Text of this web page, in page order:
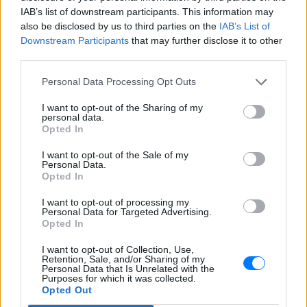
IAB’s list of downstream participants. This information may
also be disclosed by us to third parties on the IAB’s List of
Downstream Participants that may further disclose it to other
Personal Data Processing Opt Outs
I want to opt-out of the Sharing of my
personal data.
Opted In
I want to opt-out of the Sale of my
Personal Data.
Opted In
I want to opt-out of processing my
Personal Data for Targeted Advertising.
Opted In
I want to opt-out of Collection, Use,
Retention, Sale, and/or Sharing of my
Personal Data that Is Unrelated with the
Purposes for which it was collected.
Opted Out
Βίντεο: Υποψήφιος
Δημοκρατικών στη Χαβάη
βρίζει γυναίκες σε παραλία και
τρώει ξύλο
Οι Αρχές συνέλαβαν τον Κίριλ Μπάσιν,
Κογκρέσο στη Χαβάη, μετά από
επεισόδιο σε κατάμεστη παραλία όπου
Εντοπίστηκε σήραγγα 40 μέτρων στη
Λιθουανία για τη διέλευση παράνομων
μεταναστών από τη Λευκορωσία
Λιθουανοί συνοριοφύλακες δέχθηκαν επίθεση σε μία
περίπτωση από ομάδα μεταναστών που αντιστέκονταν στη